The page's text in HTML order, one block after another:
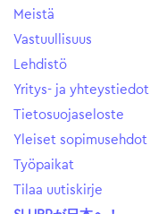
Meistä
Vastuullisuus
Lehdistö
Yritys- ja yhteystiedot
Tietosuojaseloste
Yleiset sopimusehdot
Työpaikat
Tilaa uutiskirje